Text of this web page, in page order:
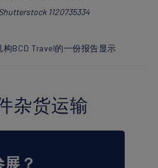
1120735334
BCD Travel的一份报告显示
杂货运输
球托运人计划